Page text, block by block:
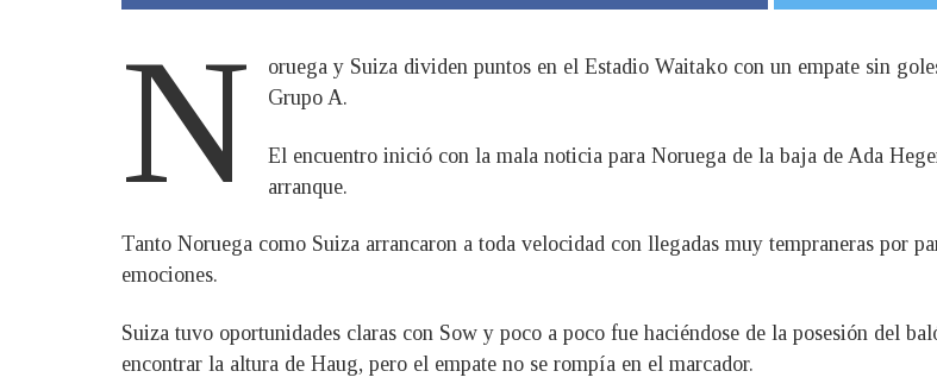
N
oruega y Suiza dividen puntos en el Estadio Waitako con un empate sin
Grupo A.
El encuentro inició con la mala noticia para Noruega de la baja de Ada
arranque.
Tanto Noruega como Suiza arrancaron a toda velocidad con llegadas muy tempraneras por
emociones.
Suiza tuvo oportunidades claras con Sow y poco a poco fue haciéndose de la posesión del
encontrar la altura de Haug, pero el empate no se rompía en el marcador.